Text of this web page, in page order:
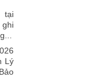
tại
ghi
Lý